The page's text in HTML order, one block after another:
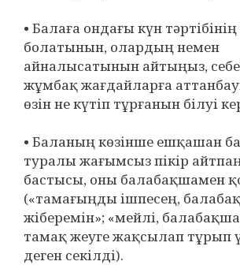
• Балаға ондағы күн
болатынын, олардың немен
айналысатынын айтыңыз,
жұмбақ жағдайларға
өзін не күтіп тұрғанын білуі
• Баланың көзінше ешқашан
туралы жағымсыз пікір
бастысы, оны балабақшамен
(«тамағыңды ішпесең,
жіберемін»; «мейлі,
тамақ жеуге жақсылап тұрып
деген секілді).